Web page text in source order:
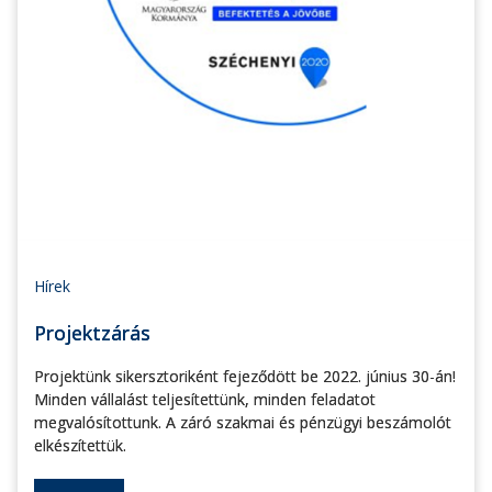
Hírek
Projektzárás
Projektünk sikersztoriként fejeződött be 2022. június 30-án!
Minden vállalást teljesítettünk, minden feladatot
megvalósítottunk. A záró szakmai és pénzügyi beszámolót
elkészítettük.